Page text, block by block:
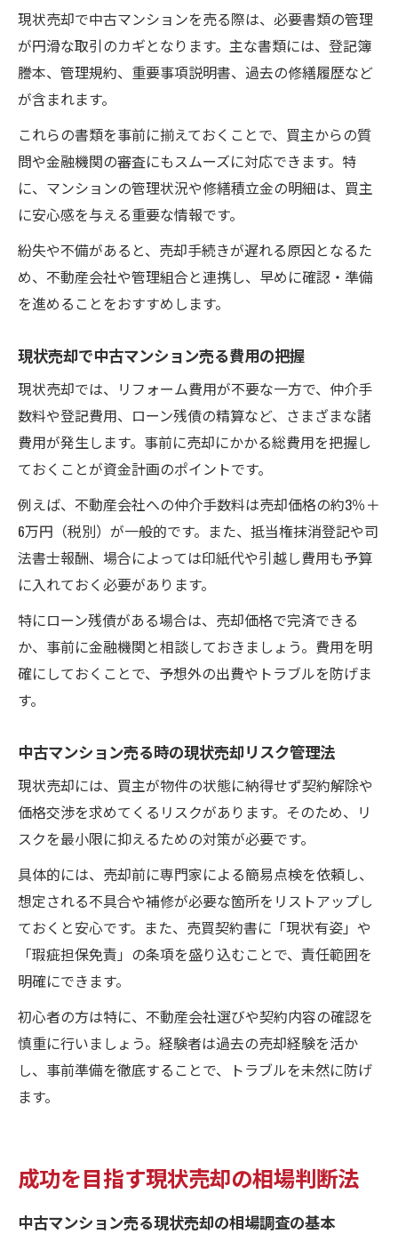
現状売却で中古マンションを売る際は、必要書類の管理
が円滑な取引のカギとなります。主な書類には、登記簿
謄本、管理規約、重要事項説明書、過去の修繕履歴など
が含まれます。
これらの書類を事前に揃えておくことで、買主からの質
問や金融機関の審査にもスムーズに対応できます。特
に、マンションの管理状況や修繕積立金の明細は、買主
に安心感を与える重要な情報です。
紛失や不備があると、売却手続きが遅れる原因となるた
め、不動産会社や管理組合と連携し、早めに確認・準備
を進めることをおすすめします。
現状売却で中古マンション売る費用の把握
現状売却では、リフォーム費用が不要な一方で、仲介手
数料や登記費用、ローン残債の精算など、さまざまな諸
費用が発生します。事前に売却にかかる総費用を把握し
ておくことが資金計画のポイントです。
例えば、不動産会社への仲介手数料は売却価格の約3％＋
6万円（税別）が一般的です。また、抵当権抹消登記や司
法書士報酬、場合によっては印紙代や引越し費用も予算
に入れておく必要があります。
特にローン残債がある場合は、売却価格で完済できる
か、事前に金融機関と相談しておきましょう。費用を明
確にしておくことで、予想外の出費やトラブルを防げま
す。
中古マンション売る時の現状売却リスク管理法
現状売却には、買主が物件の状態に納得せず契約解除や
価格交渉を求めてくるリスクがあります。そのため、リ
スクを最小限に抑えるための対策が必要です。
具体的には、売却前に専門家による簡易点検を依頼し、
想定される不具合や補修が必要な箇所をリストアップし
ておくと安心です。また、売買契約書に「現状有姿」や
「瑕疵担保免責」の条項を盛り込むことで、責任範囲を
明確にできます。
初心者の方は特に、不動産会社選びや契約内容の確認を
慎重に行いましょう。経験者は過去の売却経験を活か
し、事前準備を徹底することで、トラブルを未然に防げ
ます。
成功を目指す現状売却の相場判断法
中古マンション売る現状売却の相場調査の基本